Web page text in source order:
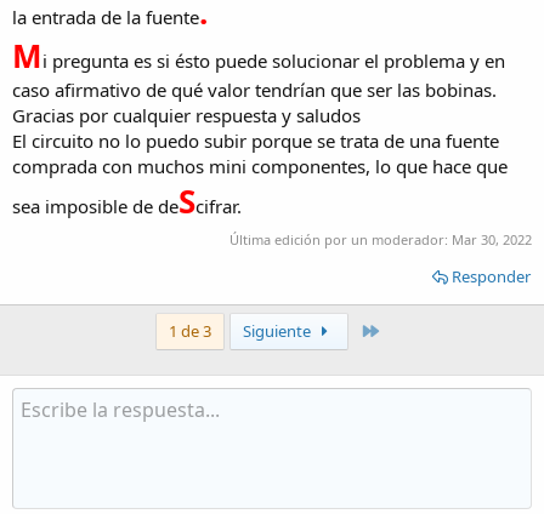
la entrada de la fuente.
Mi pregunta es si ésto puede solucionar el problema y en
caso afirmativo de qué valor tendrían que ser las bobinas.
Gracias por cualquier respuesta y saludos
El circuito no lo puedo subir porque se trata de una fuente
comprada con muchos mini componentes, lo que hace que
sea imposible de deScifrar.
Última edición por un moderador: Mar 30, 2022
Responder
1 de 3 Siguiente